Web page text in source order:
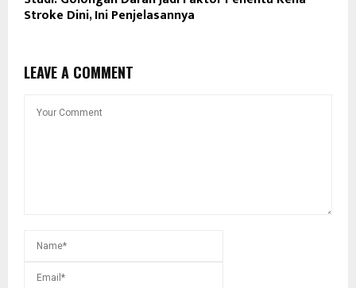
Stroke Dini, Ini Penjelasannya
LEAVE A COMMENT